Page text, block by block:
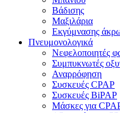
Βάδισης
Μαξιλάρια
Εκγύμνασης
Πνευμονολογικά
Νεφελοποιητές
Συμπυκνωτές
Αναρρόφηση
Συσκευές CPAP
Συσκευές BiPAP
Μάσκες για